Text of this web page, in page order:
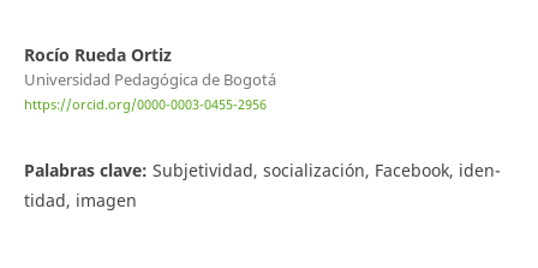
Rocío Rueda Ortiz
Universidad Pedagógica de Bogotá
https://orcid.org/0000-0003-0455-2956
Palabras clave: Subjetividad, socialización, Facebook, iden-
tidad, imagen